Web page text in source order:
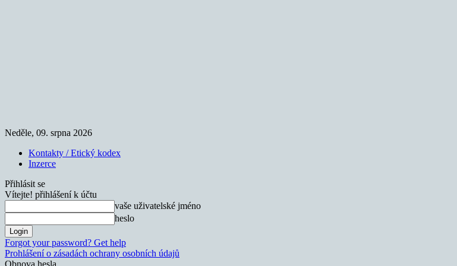
Neděle, 09. srpna 2026
Kontakty / Etický kodex
Inzerce
Přihlásit se
Vítejte! přihlášení k účtu
vaše uživatelské jméno
heslo
Forgot your password? Get help
Prohlášení o zásadách ochrany osobních údajů
Obnova hesla